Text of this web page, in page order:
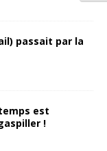
passait par la
est
!